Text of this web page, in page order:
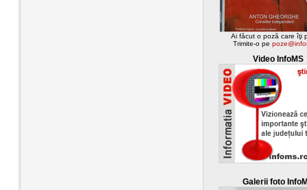
Ai făcut o poză care îţi
Trimite-o pe
Video InfoMS
Galerii foto